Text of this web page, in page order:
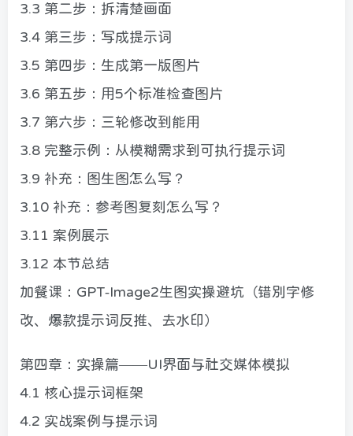
3.3 第二步：拆清楚画面
3.4 第三步：写成提示词
3.5 第四步：生成第一版图片
3.6 第五步：用5个标准检查图片
3.7 第六步：三轮修改到能用
3.8 完整示例：从模糊需求到可执行提示词
3.9 补充：图生图怎么写？
3.10 补充：参考图复刻怎么写？
3.11 案例展示
3.12 本节总结
加餐课：GPT-Image2生图实操避坑（错别字修
改、爆款提示词反推、去水印）
第四章：实操篇——UI界面与社交媒体模拟
4.1 核心提示词框架
4.2 实战案例与提示词